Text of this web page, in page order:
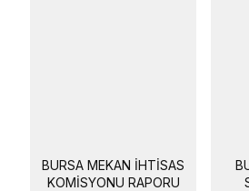
BURSA MEKAN İHTISAS
KOMISYONU RAPORU